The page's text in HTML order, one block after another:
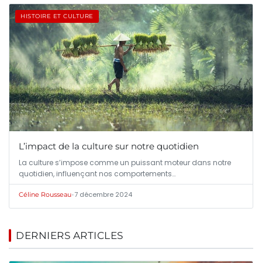
HISTOIRE ET CULTURE
L’impact de la culture sur notre quotidien
La culture s’impose comme un puissant moteur dans notre
quotidien, influençant nos comportements…
Céline Rousseau•7 décembre 2024
DERNIERS ARTICLES